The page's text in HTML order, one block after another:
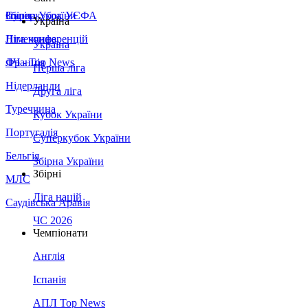
Збірна України
Італія
Німеччина
Франція
Нідерланди
Туреччина
Португалія
Бельгія
МЛС
Саудівська Аравія
Суперкубок УЄФА
Ліга конференцій
ЛЧ - Top News
Україна
Україна
Перша ліга
Друга ліга
Кубок України
Суперкубок України
Збірна України
Збірні
Ліга націй
ЧС 2026
Чемпіонати
Англія
Іспанія
АПЛ Top News